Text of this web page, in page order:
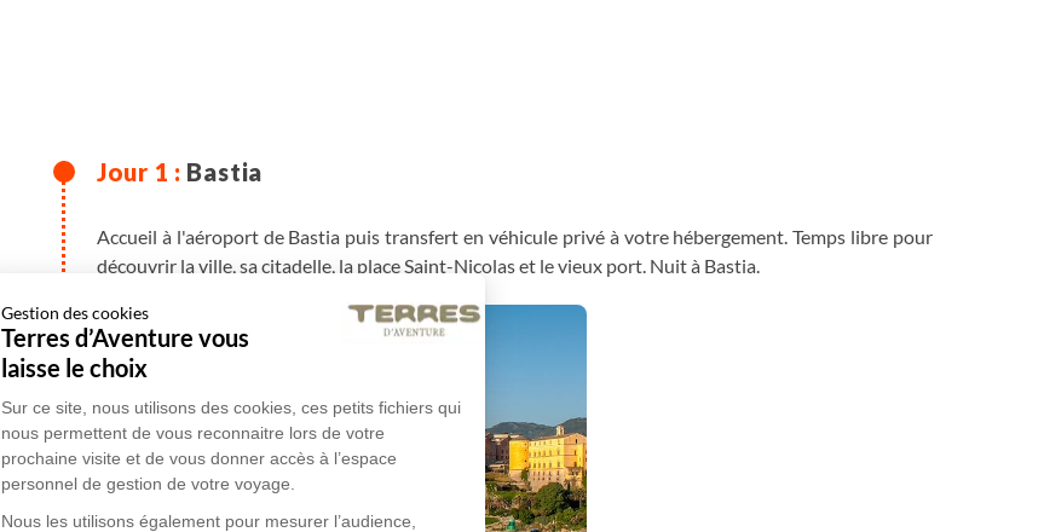
Gestion des cookies
Terres d’Aventure vous
laisse le choix
Sur ce site, nous utilisons des cookies, ces petits fichiers qui
nous permettent de vous reconnaitre lors de votre
prochaine visite et de vous donner accès à l’espace
personnel de gestion de votre voyage.
Nous les utilisons également pour mesurer l’audience,
Bastia
Accueil à l'aéroport de Bastia puis transfert en véhicule privé à votre hébergement. Temps libre pour
découvrir la ville, sa citadelle, la place Saint-Nicolas et le vieux port. Nuit à Bastia.